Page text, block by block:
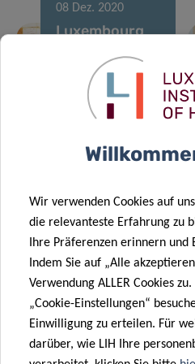
08 Dez. 2020
Luxembourg
researchers
receive
prestigious
international
How are the
gut
microbiome
and food
allergies
related?
18 Nov. 2020
Exposure to
pollutants –
Wir verwenden Cookies auf
die relevanteste Erfahrung zu
Ihre Präferenzen erinnern und
Indem Sie auf „Alle
Verwendung ALLER Cookies
„Cookie-Einstellungen“
Einwilligung zu erteilen. Für
darüber, wie LIH Ihre